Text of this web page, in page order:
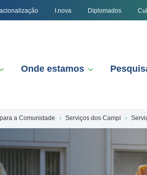
I.nova Diplomados
Onde estamos
a Comunidade Serviços dos Campi